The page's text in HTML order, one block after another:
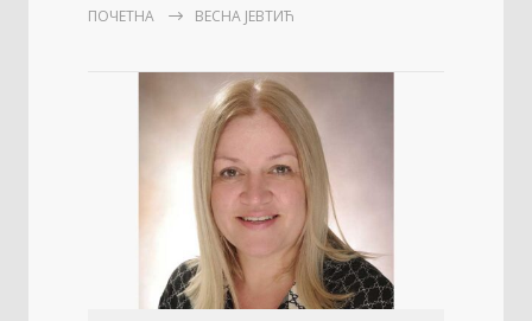
ПОЧЕТНА ВЕСНА ЈЕВТИЋ